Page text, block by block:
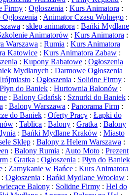
Firmy : Ogłoszenia : Kurs Animatora :
Ogłoszenia : Animator Czasu Wolnego :
: sklep animatora : Bańki Mydlane
Animatorów : Kurs Animatora :
Warszawa : Rumia : Kurs Animatora
Katowice : Kurs Animatora Zabaw :
: Kupony Rabatowe: Ogłoszenia
Mydlanych: Darmowe Ogłoszenia
: Ogłoszenia : Solidne Firmy :
Płyn do Baniek : Hurtownia Balonów :
: Balony Gdańsk: Sznurki do Baniek:
: Balony Warszawa: Panorama Firm:
do Baniek: Oferty Pracy: Łapki do
: Tablica : Balony : Gratka : Balony
: Bańki Mydlane Kraków: Miasto
Sklep: Balony z Helem Warszawa:
: Balony Rumia : Auto Moto : Prezent
: Gratka : Ogłoszenia : Płyn do Baniek
: Zamykanie w Bańce : Kurs Animatora
: Ogłoszenia : Bańki Mydlane Wrocław :
Balony : Solidne Firmy : Hel do